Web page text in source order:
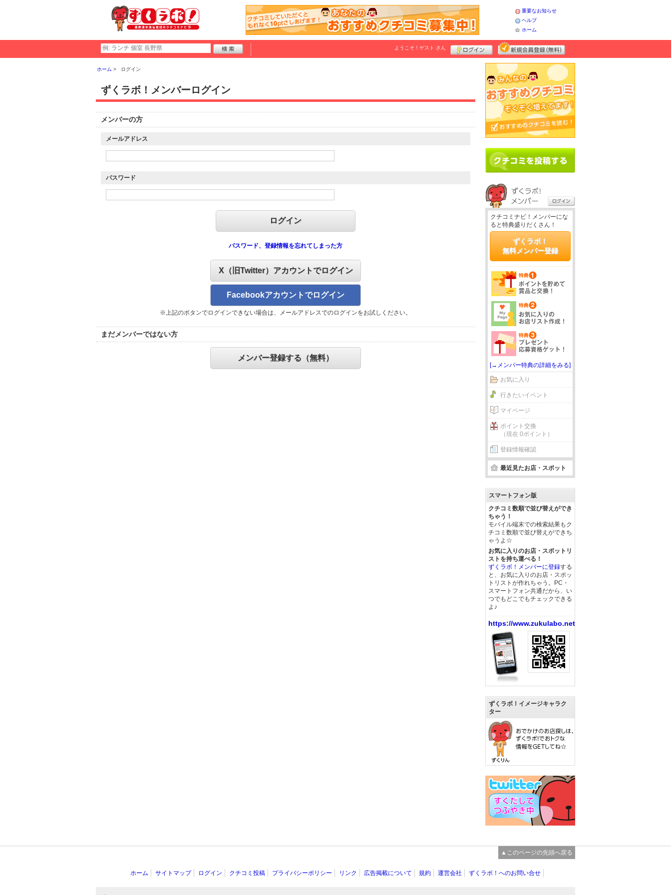
重要なお知らせ
ヘルプ
ホーム
ようこそ！ ゲスト さん
ホーム ログイン
ずくラボ！メンバーログイン
メンバーの方
メールアドレス
パスワード
パスワード、登録情報を忘れてしまった方
X（旧Twitter）アカウントでログイン
Facebookアカウントでログイン
※上記のボタンでログインできない場合は、メールアドレスでのログインをお試しください。
まだメンバーではない方
メンバー登録する（無料）
クチコミナビ！メンバーにな
ると特典盛りだくさん！
ずくラボ！
無料メンバー登録
[→メンバー特典の詳細をみる]
お気に入り
行きたいイベント
マイページ
ポイント交換
（現在 0ポイント）
登録情報確認
最近見たお店・スポット
スマートフォン版
クチコミ数順で並び替えができ
ちゃう！
モバイル端末での検索結果もク
チコミ数順で並び替えができち
ゃうよ☆
お気に入りのお店・スポットリ
ストを持ち運べる！
ずくラボ！メンバーに登録する
と、お気に入りのお店・スポッ
トリストが作れちゃう。PC・
スマートフォン共通だから、い
つでもどこでもチェックできる
よ♪
https://www.zukulabo.net/
ずくラボ！イメージキャラク
ター
▲このページの先頭へ戻る
ホーム サイトマップ ログイン クチコミ投稿 プライバシーポリシー リンク 広告掲載について 規約 運営会社 ずくラボ！へのお問い合せ